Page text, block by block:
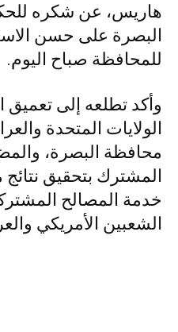
هاريس، عن شكره
البصرة على حسن
للمحافظة صباح اليوم.
وأكد تطلعه إلى تعميق
الولايات المتحدة
محافظة البصرة،
المشترك بتحقيق
خدمة المصالح
الشعبين الأمريكي